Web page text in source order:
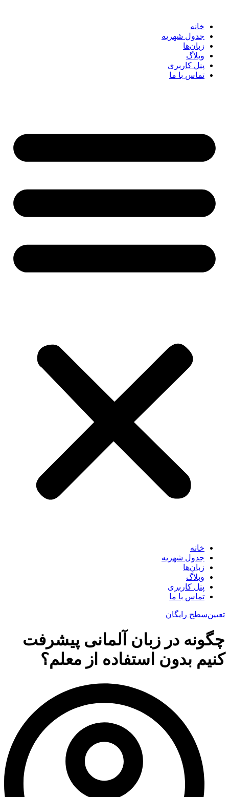
خانه
جدول شهریه
زبان‌ها
وبلاگ
پنل کاربری
تماس با ما
خانه
جدول شهریه
زبان‌ها
وبلاگ
پنل کاربری
تماس با ما
تعیین‌سطح رایگان
چگونه در زبان آلمانی پیشرفت
کنیم بدون استفاده از معلم؟